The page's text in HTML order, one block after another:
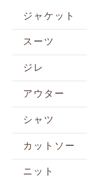
ジャケット
スーツ
ジレ
アウター
シャツ
カットソー
ニット